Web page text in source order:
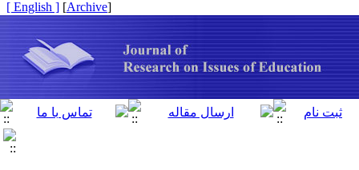
[
Archive
]
[ English ]